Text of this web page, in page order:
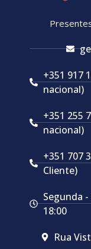
+351 917
nacional)
+351 255
nacional)
+351 707
Cliente)
Segunda
18:00
Rua